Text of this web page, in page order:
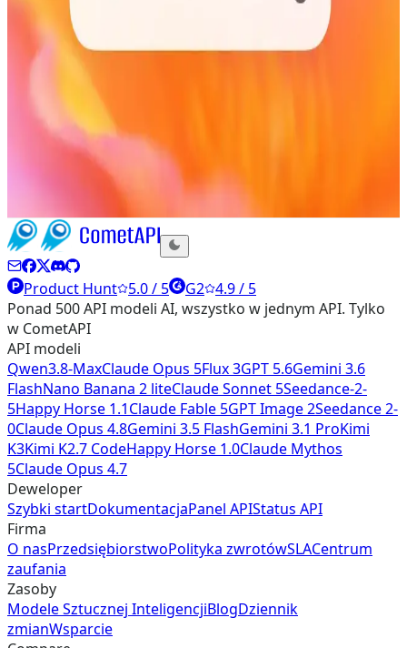
(agent) i poprawioną zgodność z faktami oraz
wydajność realizacji zadań w procesach biurowych,
prawnych i finansowych. Wydanie to następuje po
wcześniejszych aktualizacjach w linii GPT-5 (w
szczególności GPT-5.3 Instant i GPT-5.3-Codex) i
przynosi mierzalne ulepszenia w wewnętrznych i
publicznych benchmarkach, głębszą integrację z
narzędziami (w tym z wtyczką ChatGPT for Excel) oraz
większy obsługiwany kontekst (do 1 miliona tokenów).
Product Hunt 5.0 / 5 G2 4.9 / 5
Ponad 500 API modeli AI, wszystko w jednym API. Tylko
w CometAPI
API modeli
Qwen3.8-MaxClaude Opus 5Flux 3GPT 5.6Gemini 3.6
FlashNano Banana 2 liteClaude Sonnet 5Seedance-2-
5Happy Horse 1.1Claude Fable 5GPT Image 2Seedance 2-
0Claude Opus 4.8Gemini 3.5 FlashGemini 3.1 ProKimi
K3Kimi K2.7 CodeHappy Horse 1.0Claude Mythos
5Claude Opus 4.7
Deweloper
Szybki startDokumentacjaPanel APIStatus API
Firma
O nasPrzedsiębiorstwoPolityka zwrotówSLACentrum
zaufania
Zasoby
Modele Sztucznej InteligencjiBlogDziennik
zmianWsparcie